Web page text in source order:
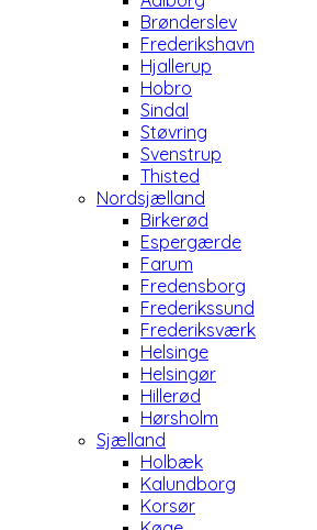
Brønderslev
Frederikshavn
Hjallerup
Hobro
Sindal
Støvring
Svenstrup
Thisted
Nordsjælland
Birkerød
Espergærde
Farum
Fredensborg
Frederikssund
Frederiksværk
Helsinge
Helsingør
Hillerød
Hørsholm
Sjælland
Holbæk
Kalundborg
Korsør